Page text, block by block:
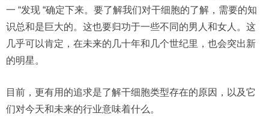
一 “发现 “确定下来。要了解我们对干细胞的了解，需要的知
识总和是巨大的。这也要归功于一些不同的男人和女人。这
几乎可以肯定，在未来的几十年和几个世纪里，也会突出新
的明星。
目前，更有用的追求是了解干细胞类型存在的原因，以及它
们对今天和未来的行业意味着什么。